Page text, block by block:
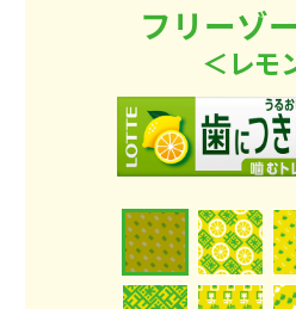
フリーゾ
＜レモ